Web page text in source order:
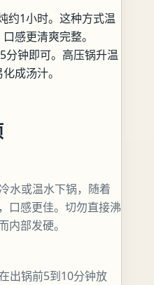
约1小时。这种方式温
感更清爽完整。
分钟即可。高压锅升温
成汤汁。
水或温水下锅，随着
口感更佳。切勿直接沸
内部发硬。
出锅前5到10分钟放